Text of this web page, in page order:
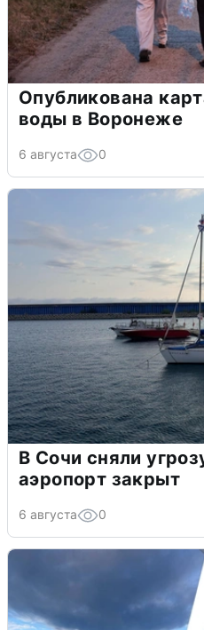
Опубликована
воды в Воронеже
6 августа 0
В Сочи сняли
аэропорт закрыт
6 августа 0